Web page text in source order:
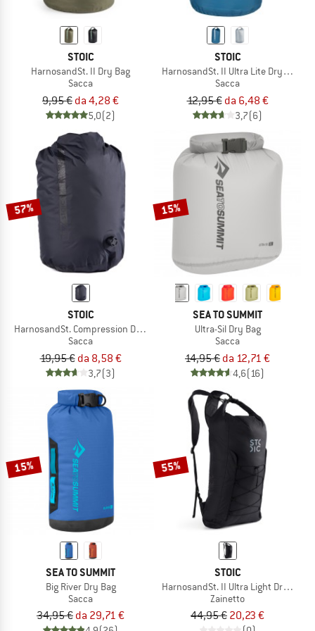
STOIC
HarnosandSt. II Dry Bag
Sacca
9,95 € da 4,28 €
5,0(2)
STOIC
HarnosandSt. II Ultra Lite Dry Bag
Sacca
12,95 € da 6,48 €
3,7(6)
57%
STOIC
HarnosandSt. Compression Dry Bag
Sacca
19,95 € da 8,58 €
3,7(3)
15%
SEA TO SUMMIT
Ultra-Sil Dry Bag
Sacca
14,95 € da 12,71 €
4,6(16)
15%
SEA TO SUMMIT
Big River Dry Bag
Sacca
34,95 € da 29,71 €
55%
STOIC
HarnosandSt. II Ultra Light Dry
Zainetto
44,95 € 20,23 €